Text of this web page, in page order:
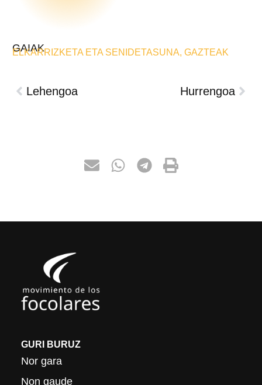
GAIAK
ELKARRIZKETA ETA SENIDETASUNA, GAZTEAK
Lehengoa Hurrengoa
GURI BURUZ
Nor gara
Non gaude